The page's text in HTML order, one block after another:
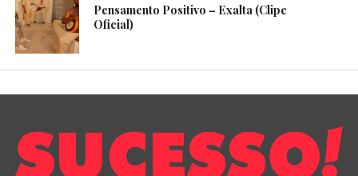
Pensamento Positivo – Exalta (Clipe
Oficial)